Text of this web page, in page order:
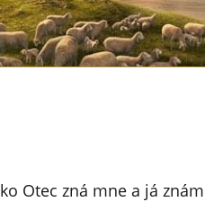
Otec zná mne a já znám